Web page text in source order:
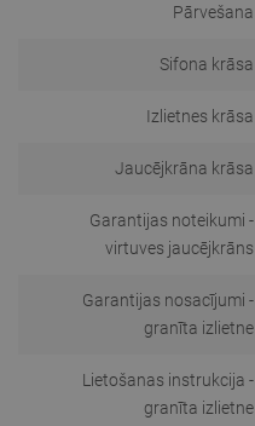
Pārvešana
Sifona krāsa
Izlietnes krāsa
Jaucējkrāna krāsa
Garantijas noteikumi -
virtuves jaucējkrāns
Garantijas nosacījumi -
granīta izlietne
Lietošanas instrukcija -
granīta izlietne